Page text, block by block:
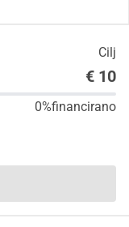
Cilj
€ 10
0%financirano